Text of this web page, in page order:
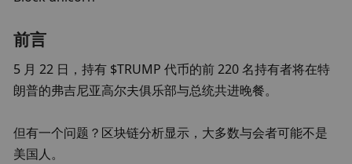
前言
5 月 22 日，持有 $TRUMP 代币的前 220 名持有者将在特
朗普的弗吉尼亚高尔夫俱乐部与总统共进晚餐。
但有一个问题？区块链分析显示，大多数与会者可能不是
美国人。